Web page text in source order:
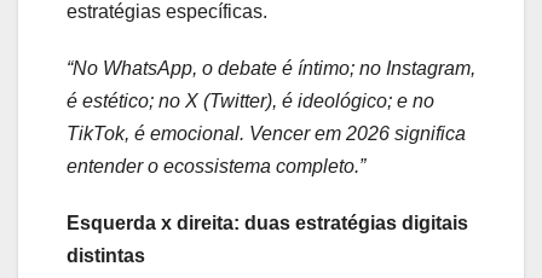
estratégias específicas.
“No WhatsApp, o debate é íntimo; no Instagram,
é estético; no X (Twitter), é ideológico; e no
TikTok, é emocional. Vencer em 2026 significa
entender o ecossistema completo.”
Esquerda x direita: duas estratégias digitais
distintas